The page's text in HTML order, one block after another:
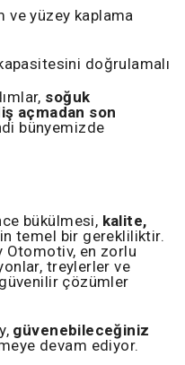
ve yüzey kaplama
doğrulamalı
soğuk
açmadan son
bünyemizde
bükülmesi, kalite,
temel bir gerekliliktir.
Otomotiv, en zorlu
treylerler ve
çözümler
güvenebileceğiniz
devam ediyor.